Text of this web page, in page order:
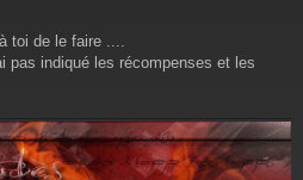
toi de le faire ....
pas indiqué les récompenses et les